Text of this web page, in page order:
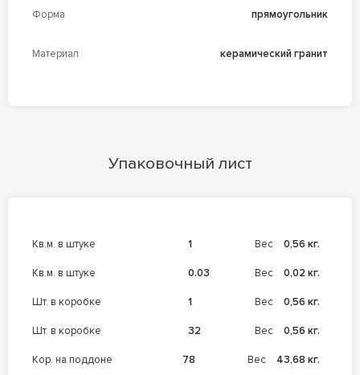
Форма прямоугольник
Материал керамический гранит
Упаковочный лист
кв.м. в штуке 1 Вес 0,56 кг.
кв.м. в штуке 0.03 Вес 0,02 кг.
шт. в коробке 1 Вес 0,56 кг.
шт. в коробке 32 Вес 0,56 кг.
кор. на поддоне 78 Вес 43,68 кг.